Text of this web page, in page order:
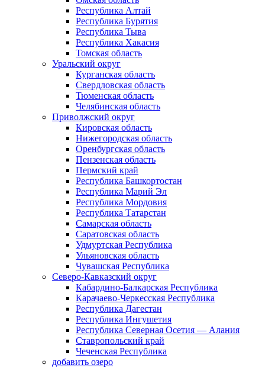
Республика Алтай
Республика Бурятия
Республика Тыва
Республика Хакасия
Томская область
Уральский округ
Курганская область
Свердловская область
Тюменская область
Челябинская область
Приволжский округ
Кировская область
Нижегородская область
Оренбургская область
Пензенская область
Пермский край
Республика Башкортостан
Республика Марий Эл
Республика Мордовия
Республика Татарстан
Самарская область
Саратовская область
Удмуртская Республика
Ульяновская область
Чувашская Республика
Северо-Кавказский округ
Кабардино-Балкарская Республика
Карачаево-Черкесская Республика
Республика Дагестан
Республика Ингушетия
Республика Северная Осетия — Алания
Ставропольский край
Чеченская Республика
добавить озеро